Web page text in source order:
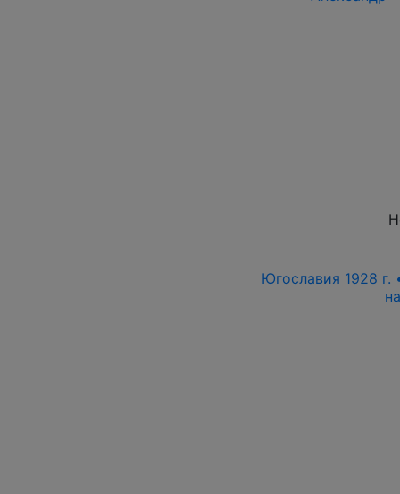
Югославия 1928 г.